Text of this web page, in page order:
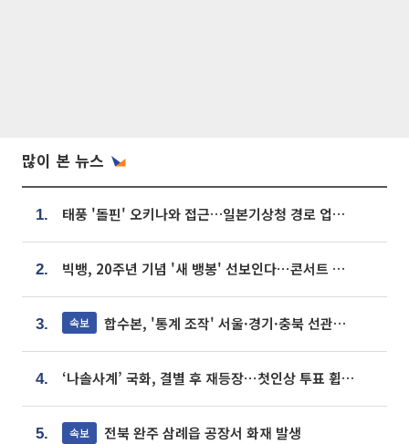
많이 본 뉴스
1. 태풍 '돌핀' 오키나와 접근…일본기상청 경로 업데이트
2. 빅뱅, 20주년 기념 '새 뱅봉' 선보인다⋯콘서트 앞두고 팝업 개최
3. 속보 합수본, '통계 조작' 서울·경기·충북 선관위 등 추가 압수수색
4. ‘나솔사계’ 국화, 결별 후 재등장⋯첫인상 투표 휩쓸고 ‘인기녀’ 등극
5. 속보 전북 완주 삼례읍 공장서 화재 발생